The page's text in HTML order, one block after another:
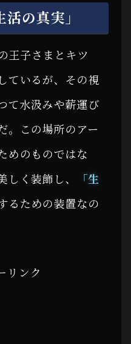
の真実」
王子さまとキツ
ているが、その視
て水汲みや薪運び
。この場所のアー
めのものではな
しく装飾し、
「生
るための装置なの
リンク